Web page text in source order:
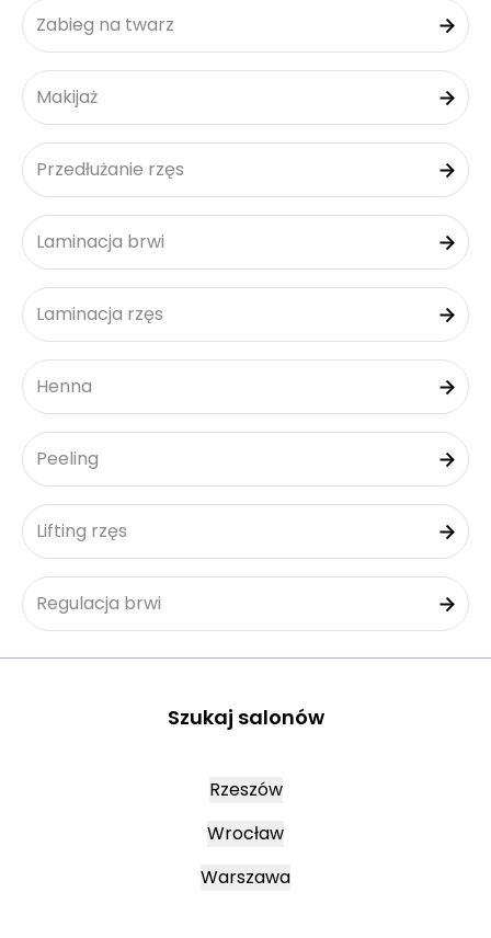
Zabieg na twarz
Makijaż
Przedłużanie rzęs
Laminacja brwi
Laminacja rzęs
Henna
Peeling
Lifting rzęs
Regulacja brwi
Szukaj salonów
Rzeszów
Wrocław
Warszawa